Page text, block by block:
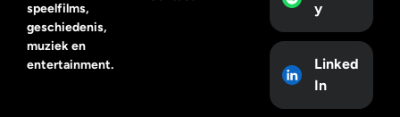
speelfilms,
geschiedenis,
muziek en
entertainment.
y
Linked
In